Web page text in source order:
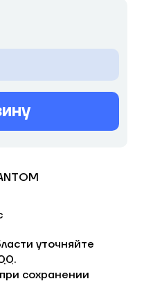
уточняйте
.
сохранении